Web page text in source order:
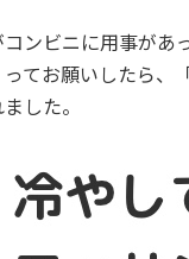
ンビニに用事があ
ってお願いしたら、
した。